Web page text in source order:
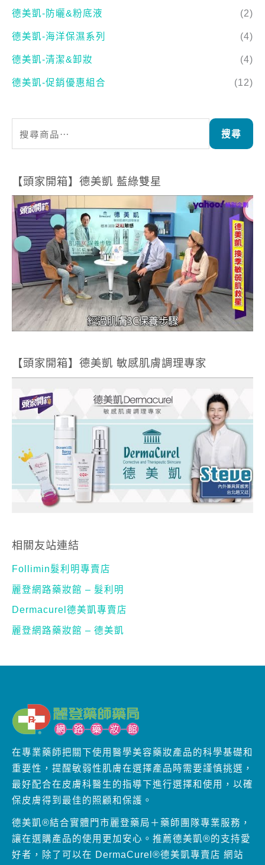
德美凱-防曬&粉底液 (2)
德美凱-海洋保濕系列 (4)
德美凱-清潔&卸妝 (4)
德美凱-促銷優惠組合 (12)
搜尋
【頭家開箱】德美凱 藍綠雙星
【頭家開箱】德美凱 敏感肌膚調理專家
相關友站連結
Follimin髮利明專賣店
麗登網路藥妝館 – 髮利明
Dermacurel德美凱專賣店
麗登網路藥妝館 – 德美凱
在專業藥師把關下使用醫學美容藥妝產品的科學基礎和
重要性，提醒敏弱性肌膚在選擇產品時需要謹慎挑選，
最好配合在皮膚科醫生的指導下進行選擇和使用，以確
保皮膚得到最佳的照顧和保護。
德美凱®結合實體門市麗登藥局＋藥師團隊專業服務，
讓在選購產品的使用更加安心。推薦德美凱®的支持愛
好者，除了可以在 DermaCurel®德美凱專賣店 網站